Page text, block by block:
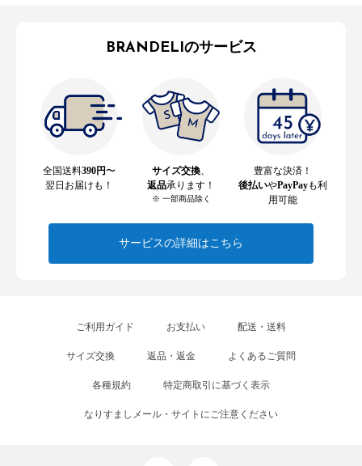
BRANDELIのサービス
全国送料390円〜
翌日お届けも！
サイズ交換
返品承ります！
※ 一部商品除く
豊富な決済！
後払いやPayPayも利
用可能
サービスの詳細はこちら
ご利用ガイド お支払い 配送・送料
サイズ交換 返品・返金 よくあるご質問
各種規約 特定商取引に基づく表示
なりすましメール・サイトにご注意ください